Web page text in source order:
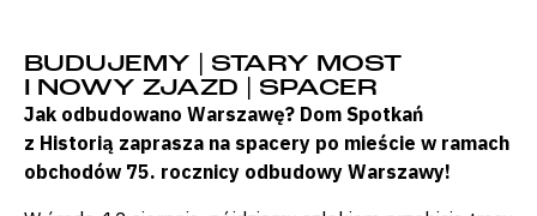
BUDUJEMY | STARY MOST
I NOWY ZJAZD | SPACER
Jak odbudowano Warszawę? Dom Spotkań
z Historią zaprasza na spacery po mieście w ramach
obchodów 75. rocznicy odbudowy Warszawy!